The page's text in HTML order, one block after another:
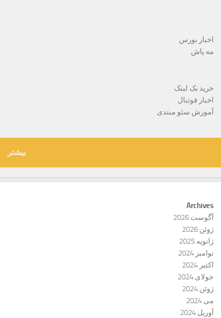
اخبار بورس
مه پاش
خرید بک لینک
اخبار فوتبال
آموزش سئو مبتدی
بیشتر
Archives
آگوست 2026
ژوئن 2026
ژانویه 2025
نوامبر 2024
اکتبر 2024
جولای 2024
ژوئن 2024
می 2024
آوریل 2024